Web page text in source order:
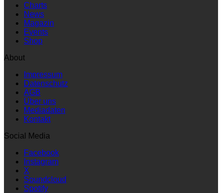
Charts
News
Magazin
Events
Shop
About
Impressum
Datenschutz
AGB
Über uns
Mediadaten
Kontakt
Social Media
Facebook
Instagram
X
Soundcloud
Spotify